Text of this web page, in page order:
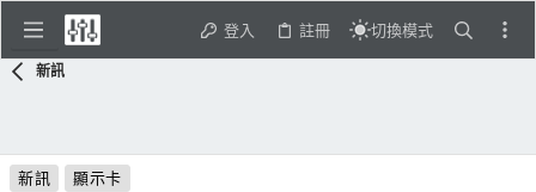
登入 註冊 切換模式
新訊
新訊 顯示卡